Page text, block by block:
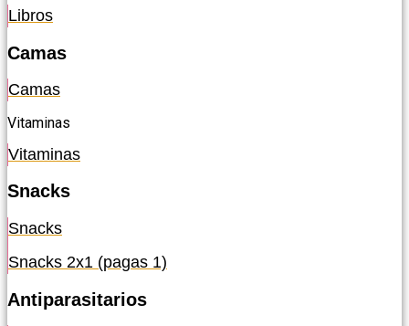
Libros
Camas
Camas
Vitaminas
Vitaminas
Snacks
Snacks
Snacks 2x1 (pagas 1)
Antiparasitarios